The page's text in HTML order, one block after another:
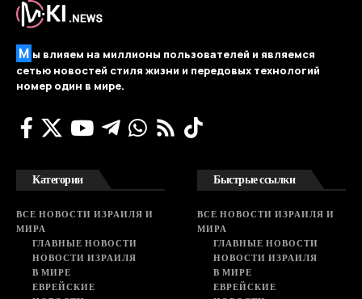
М ы влияем на миллионы пользователей и являемся
сетью новостей стиля жизни и передовых технологий
номер один в мире.
Категории
ВСЕ НОВОСТИ ИЗРАИЛЯ И
МИРА
ГЛАВНЫЕ НОВОСТИ
НОВОСТИ ИЗРАИЛЯ
В МИРЕ
ЕВРЕЙСКИЕ
Быстрые ссылки
ВСЕ НОВОСТИ ИЗРАИЛЯ И
МИРА
ГЛАВНЫЕ НОВОСТИ
НОВОСТИ ИЗРАИЛЯ
В МИРЕ
ЕВРЕЙСКИЕ